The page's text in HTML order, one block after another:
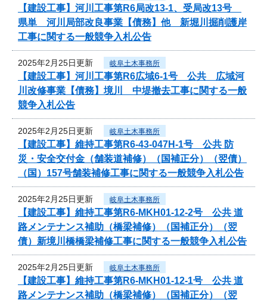
【建設工事】河川工事第R6局改13-1、受局改13号
県単 河川局部改良事業【債務】他 新堀川掘削護岸
工事に関する一般競争入札公告
2025年2月25日更新 岐阜土木事務所
【建設工事】河川工事第R6広域6-1号 公共 広域河
川改修事業【債務】境川 中堤撤去工事に関する一般
競争入札公告
2025年2月25日更新 岐阜土木事務所
【建設工事】維持工事第R6-43-047H-1号 公共 防
災・安全交付金（舗装道補修）（国補正分）（翌債）
（国）157号舗装補修工事に関する一般競争入札公告
2025年2月25日更新 岐阜土木事務所
【建設工事】維持工事第R6-MKH01-12-2号 公共 道
路メンテナンス補助（橋梁補修）（国補正分）（翌
債）新境川橋橋梁補修工事に関する一般競争入札公告
2025年2月25日更新 岐阜土木事務所
【建設工事】維持工事第R6-MKH01-12-1号 公共 道
路メンテナンス補助（橋梁補修）（国補正分）（翌